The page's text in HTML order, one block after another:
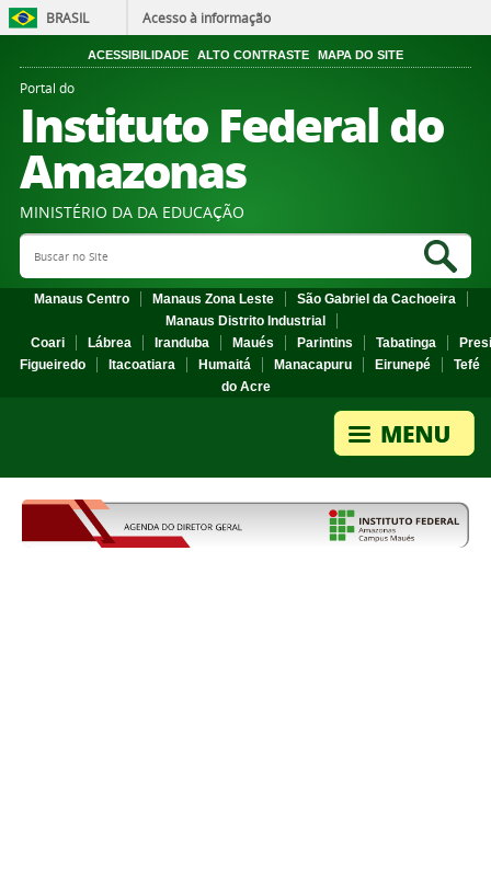
BRASIL Acesso à informação
ACESSIBILIDADE ALTO CONTRASTE MAPA DO SITE
Portal do
Instituto Federal do
Amazonas
MINISTÉRIO DA DA EDUCAÇÃO
Search Site
Manaus Centro Manaus Zona Leste
São Gabriel da Cachoeira
Manaus Distrito Industrial
Coari
Lábrea Iranduba Maués Parintins Tabatinga
Figueiredo
Itacoatiara Humaitá Manacapuru Eirunepé
Tefé
do Acre